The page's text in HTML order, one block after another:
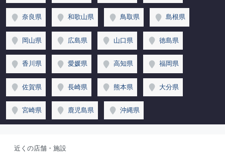
奈良県 和歌山県 鳥取県 島根県
岡山県 広島県 山口県 徳島県
香川県 愛媛県 高知県 福岡県
佐賀県 長崎県 熊本県 大分県
宮崎県 鹿児島県 沖縄県
近くの店舗・施設